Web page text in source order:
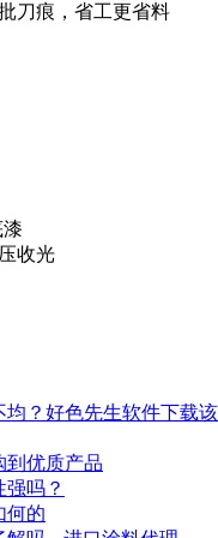
刀痕，省工更省料
收光
？好色先生软件下载
到优质产品
吗？
何的